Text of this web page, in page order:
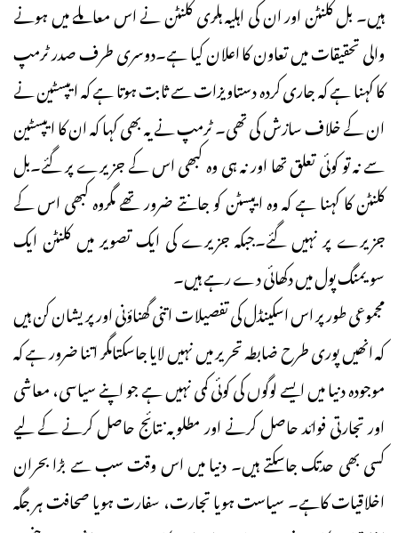
ہیں۔ بل کلنٹن اور ان کی اہلیہ ہلری کلنٹن نے اس معاملے میں ہونے
والی تحقیقات میں تعاون کا اعلان کیا ہے۔دوسری طرف صدر ٹرمپ
کا کہنا ہے کہ جاری کردہ دستاویزات سے ثابت ہوتا ہے کہ ایپسٹین نے
ان کے خلاف سازش کی تھی۔ ٹرمپ نے یہ بھی کہا کہ ان کا ایپسٹین
سے نہ تو کوئی تعلق تھا اور نہ ہی وہ کبھی اس کے جزیرے پر گئے۔بل
کلنٹن کا کہنا ہے کہ وہ ایپسٹن کو جانتے ضرور تھے مگروہ کبھی اس کے
جزیرے پر نہیں گئے۔جبکہ جزیرے کی ایک تصویر میں کلنٹن ایک
سویمنگ پول میں دکھائی دے رہے ہیں۔
مجموعی طورپر اس اسکینڈل کی تفصیلات اتنی گھناؤنی اور پریشان کن ہیں
کہ انھیں پوری طرح ضابطہ تحریر میں نہیں لایا جاسکتامگر اتنا ضرور ہے کہ
موجودہ دنیا میں ایسے لوگوں کی کوئی کمی نہیں ہے جو اپنے سیاسی، معاشی
اور تجارتی فوائد حاصل کرنے اور مطلوبہ نتائج حاصل کرنے کے لیے
کسی بھی حدتک جاسکتے ہیں۔ دنیا میں اس وقت سب سے بڑا بحران
اخلاقیات کاہے۔ سیاست ہویا تجارت، سفارت ہویا صحافت ہر جگہ